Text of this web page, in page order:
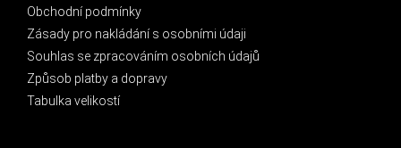
Obchodní podmínky
Zásady pro nakládání s osobními údaji
Souhlas se zpracováním osobních údajů
Způsob platby a dopravy
Tabulka velikostí